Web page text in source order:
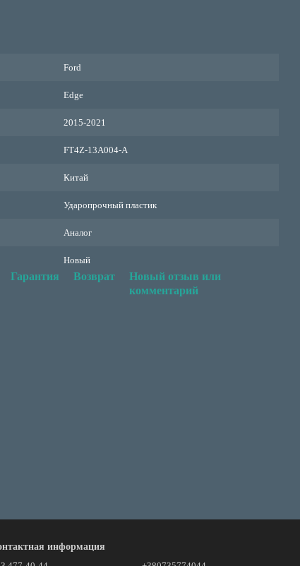
Ford
Edge
2015-2021
FT4Z-13A004-A
Китай
Ударопрочный пластик
Аналог
Новый
Гарантия Возврат
Новый отзыв или
комментарий
информация